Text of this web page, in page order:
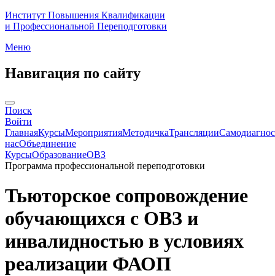
Институт Повышения Квалификации
и Профессиональной Переподготовки
Меню
Навигация по сайту
Поиск
Войти
ГлавнаяКурсыМероприятияМетодичкаТрансляции
насОбъединение
КурсыОбразованиеОВЗ
Программа профессиональной переподготовки
Тьюторское сопровождение
обучающихся с ОВЗ и
инвалидностью в условиях
реализации ФАОП